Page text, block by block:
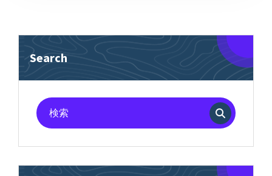
Search
検
索
象: